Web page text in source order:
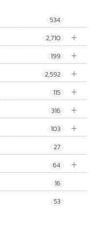
534
+
2,710
+
199
+
2,592
+
115
+
316
+
103
27
+
64
16
53